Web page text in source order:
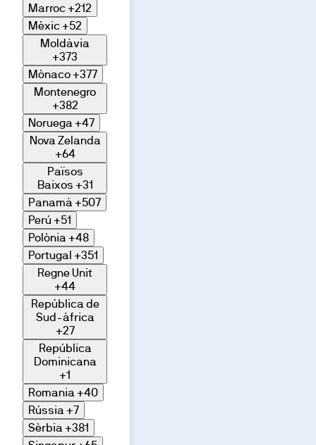
Marroc+212
Mèxic+52
Moldàvia
+373
Mònaco+377
Montenegro
+382
Noruega +47
Nova Zelanda
+64
Països
Baixos +31
Panamà +507
Perú +51
Polònia +48
Portugal +351
Regne Unit
+44
República de
Sud-àfrica
+27
República
Dominicana
+1
Romania +40
Rússia +7
Sèrbia +381